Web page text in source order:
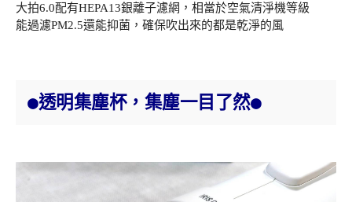
大拍6.0配有HEPA13銀離子濾網，相當於空氣清淨機等級
能過濾PM2.5還能抑菌，確保吹出來的都是乾淨的風
●透明集塵杯，集塵一目了然●